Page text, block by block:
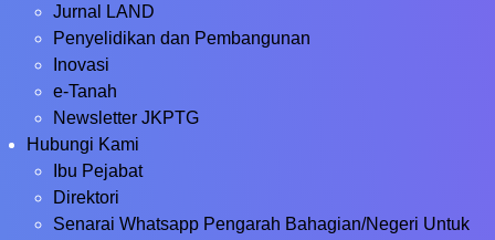
Jurnal LAND
Penyelidikan dan Pembangunan
Inovasi
e-Tanah
Newsletter JKPTG
Hubungi Kami
Ibu Pejabat
Direktori
Senarai Whatsapp Pengarah Bahagian/Negeri Untuk